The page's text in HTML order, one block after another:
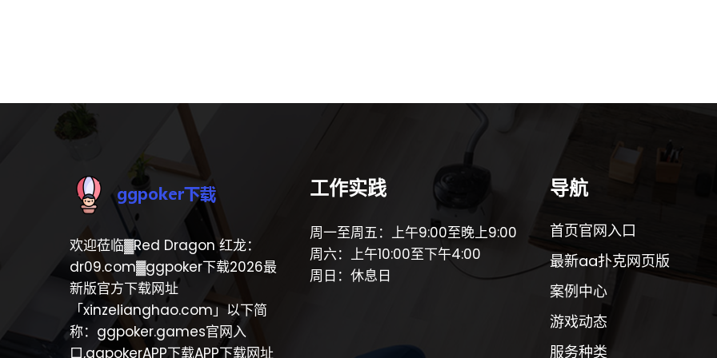
欢迎莅临▓Red Dragon 红龙：
dr09.com▓ggpoker下载2026最
新版官方下载网址
「xinzelianghao.com」以下简
称：ggpoker.games官网入
口,ggpokerAPP下载APP下载网址
工作实践
周一至周五：上午9:00至晚上9:00
周六：上午10:00至下午4:00
周日：休息日
导航
首页官网入口
最新aa扑克网页版
案例中心
游戏动态
服务种类